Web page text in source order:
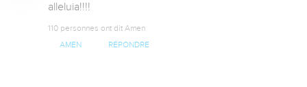
alleluia!!!!
110 personnes ont dit Amen
AMEN RÉPONDRE